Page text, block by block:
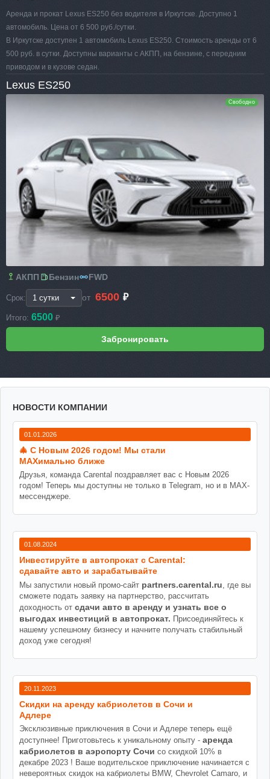
Аренда и прокат Lexus ES250 без водителя в Иркутске. Доступно 1
автомобиль. Цена от 6 500 руб./сутки.
В Иркутске доступен 1 автомобиль Lexus ES250. Стоимость аренды от 6
500 руб. в сутки. Доступны варианты с АКПП, на бензине, с передним
приводом и в кузове седан.
Lexus ES250
Свободно
АКПП Бензин FWD
Срок: от 6500 ₽
Итого: 6500 ₽
НОВОСТИ КОМПАНИИ
01.01.2026
🎄 С Новым 2026 годом! Мы стали
MAXимально ближе
Друзья, команда Carental поздравляет вас с Новым 2026
годом! Теперь мы доступны не только в Telegram, но и в MAX-
мессенджере.
01.08.2024
Инвестируйте в автопрокат с Carental:
сдавайте авто и зарабатывайте
Мы запустили новый промо-сайт partners.carental.ru, где вы
сможете подать заявку на партнерство, рассчитать
доходность от сдачи авто в аренду и узнать все о
выгодах инвестиций в автопрокат. Присоединяйтесь к
нашему успешному бизнесу и начните получать стабильный
доход уже сегодня!
20.11.2023
Cкидки на аренду кабриолетов в Сочи и
Адлере
Эксклюзивные приключения в Сочи и Адлере теперь ещё
доступнее! Приготовьтесь к уникальному опыту - аренда
кабриолетов в аэропорту Сочи со скидкой 10% в
декабре 2023 ! Ваше водительское приключение начинается с
невероятных скидок на кабриолеты BMW, Chevrolet Camaro, и